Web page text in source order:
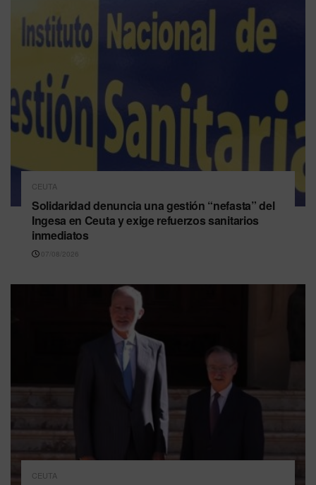
CEUTA
Solidaridad denuncia una gestión “nefasta” del
Ingesa en Ceuta y exige refuerzos sanitarios
inmediatos
07/08/2026
CEUTA